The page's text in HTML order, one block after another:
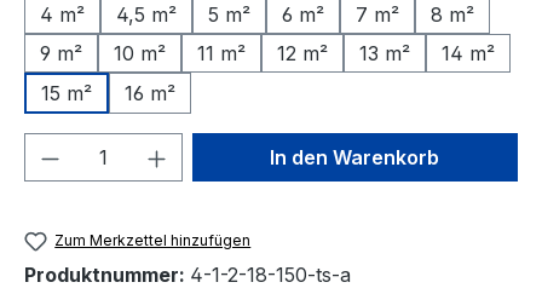
4 m²
4,5 m² 5 m² 6 m² 7 m²
8 m²
9 m²
10 m² 11 m² 12 m² 13 m²
14 m²
15 m²
16 m²
Produkt Anzahl: Gib denIn den Warenkorb
Zum Merkzettel hinzufügen
Produktnummer: 4-1-2-18-150-ts-a